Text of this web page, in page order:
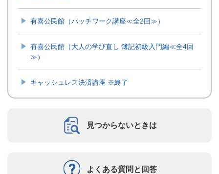
有喜公民館（パッチワーク講座≪全2回≫）
有喜公民館（大人の学び直し 簿記初級入門編≪全4回
≫）
キャッシュレス決済講座 ※終了
見つからないときは
よくある質問と回答